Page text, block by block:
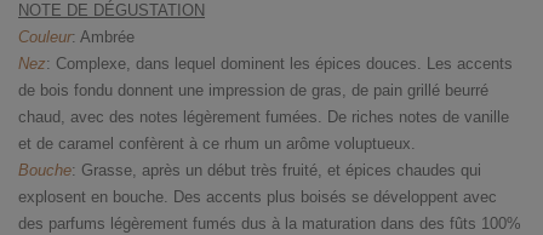
NOTE DE DÉGUSTATION
Couleur: Ambrée
Nez: Complexe, dans lequel dominent les épices douces. Les accents
de bois fondu donnent une impression de gras, de pain grillé beurré
chaud, avec des notes légèrement fumées. De riches notes de vanille
et de caramel confèrent à ce rhum un arôme voluptueux.
Bouche: Grasse, après un début très fruité, et épices chaudes qui
explosent en bouche. Des accents plus boisés se développent avec
des parfums légèrement fumés dus à la maturation dans des fûts 100%